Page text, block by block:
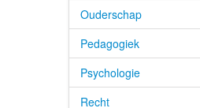
Ouderschap
Pedagogiek
Psychologie
Recht